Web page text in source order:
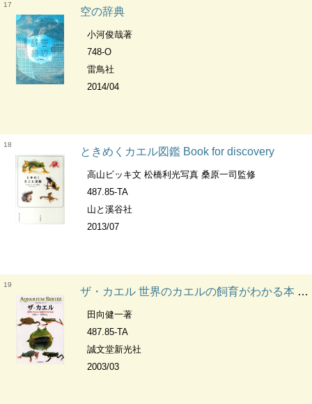
17
空の辞典
小河俊哉著
748-O
雷鳥社
2014/04
18
ときめくカエル図鑑 Book for discovery
高山ビッキ文 松橋利光写真 桑原一司監修
487.85-TA
山と溪谷社
2013/07
19
ザ・カエル 世界のカエルの飼育がわかる本 アクアリウム・シリーズ
田向健一著
487.85-TA
誠文堂新光社
2003/03